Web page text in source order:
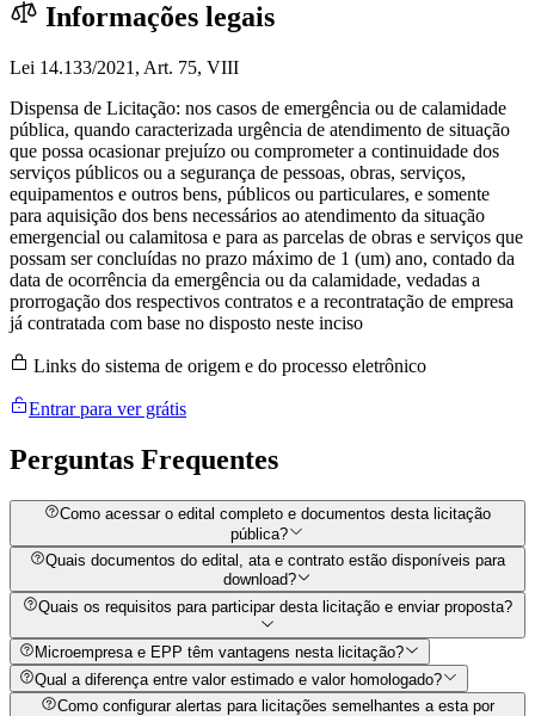
Informações legais
Lei 14.133/2021, Art. 75, VIII
Dispensa de Licitação: nos casos de emergência ou de calamidade
pública, quando caracterizada urgência de atendimento de situação
que possa ocasionar prejuízo ou comprometer a continuidade dos
serviços públicos ou a segurança de pessoas, obras, serviços,
equipamentos e outros bens, públicos ou particulares, e somente
para aquisição dos bens necessários ao atendimento da situação
emergencial ou calamitosa e para as parcelas de obras e serviços que
possam ser concluídas no prazo máximo de 1 (um) ano, contado da
data de ocorrência da emergência ou da calamidade, vedadas a
prorrogação dos respectivos contratos e a recontratação de empresa
já contratada com base no disposto neste inciso
Links do sistema de origem e do processo eletrônico
Entrar para ver grátis
Perguntas Frequentes
Como acessar o edital completo e documentos desta licitação
pública?
Quais documentos do edital, ata e contrato estão disponíveis para
download?
Quais os requisitos para participar desta licitação e enviar proposta?
Microempresa e EPP têm vantagens nesta licitação?
Qual a diferença entre valor estimado e valor homologado?
Como configurar alertas para licitações semelhantes a esta por